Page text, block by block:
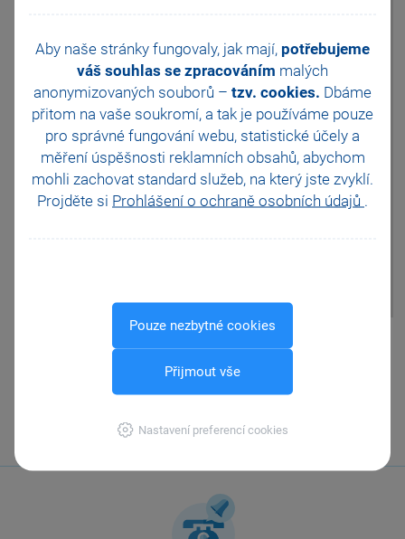
Aby naše stránky fungovaly, jak mají, potřebujeme
váš souhlas se zpracováním malých
anonymizovaných souborů – tzv. cookies. Dbáme
přitom na vaše soukromí, a tak je používáme pouze
pro správné fungování webu, statistické účely a
měření úspěšnosti reklamních obsahů, abychom
mohli zachovat standard služeb, na který jste zvyklí.
Projděte si Prohlášení o ochraně osobních údajů .
Pouze nezbytné cookies
Přijmout vše
Nastavení preferencí cookies
vyúčtování této faktury – základ
daně a daň, od které se bude
odečítat daná záloha. Druhou
Záznam/Přenos/Zálohové
faktury a přeneste
požadovanou zálohovou
fakturu. Do přijaté faktury se
přenese celková částka
zálohové faktury záporně s
Odeslat